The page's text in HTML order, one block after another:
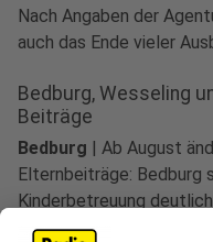
Nach Angaben der
auch das Ende vieler
Bedburg, Wesseling
Beiträge
Bedburg | Ab August
Elternbeiträge: Bedburg
Kinderbetreuung
für höhere Einkommen.